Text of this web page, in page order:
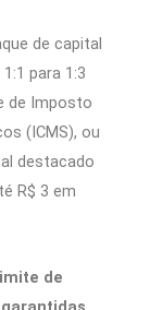
de capital
para 1:3
de Imposto
(ICMS), ou
destacado
R$ 3 em
de